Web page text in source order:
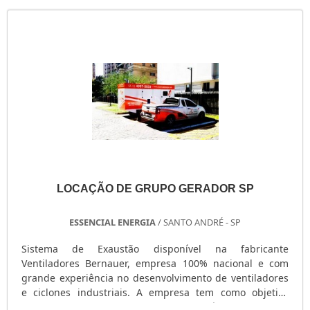
GERADOR PARA SHOW
GERADOR PARA RESIDÊNCIA
GERADOR PARA RESIDÊNCIA PREÇO
GERADOR PARA LOCAÇÃO SÃO PAULO
GERADOR MENOR PREÇO
GERADOR ELÉTRICO DIESEL USADO
GERADOR ELÉTRICO A DIESEL
GERADOR DIESEL TRIFÁSICO
GERADOR DIESEL RESIDENCIAL
LOCAÇÃO DE GRUPO GERADOR SP
ESSENCIAL ENERGIA/ SANTO ANDRÉ - SP
Sistema de Exaustão disponível na fabricante
Ventiladores Bernauer, empresa 100% nacional e com
grande experiência no desenvolvimento de ventiladores
e ciclones industriais. A empresa tem como objetivo
reduzir, remover e controlar as partículas que são